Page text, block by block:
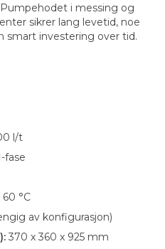
Pumpehodet i messing og
sikrer lang levetid, noe
smart investering over tid.
l/t
fase
60 °C
av konfigurasjon)
370 x 360 x 925 mm